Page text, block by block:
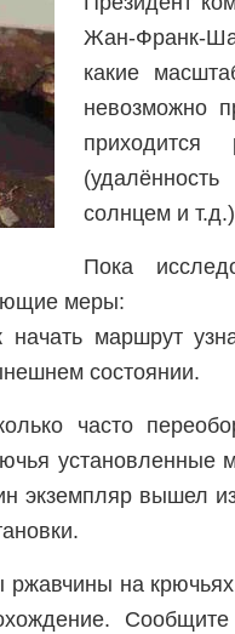
Жан-Франк-
какие
невозможно
солнцем и т.д.)
Пока
меры:
маршрут
состоянии.
часто
установленные
экземпляр вышел
на